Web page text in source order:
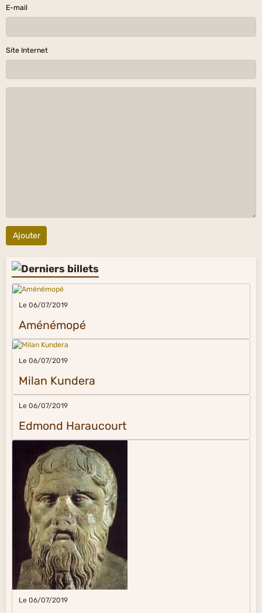
E-mail
Site Internet
Ajouter
Le 06/07/2019
Aménémopé
Le 06/07/2019
Milan Kundera
Le 06/07/2019
Edmond Haraucourt
Le 06/07/2019